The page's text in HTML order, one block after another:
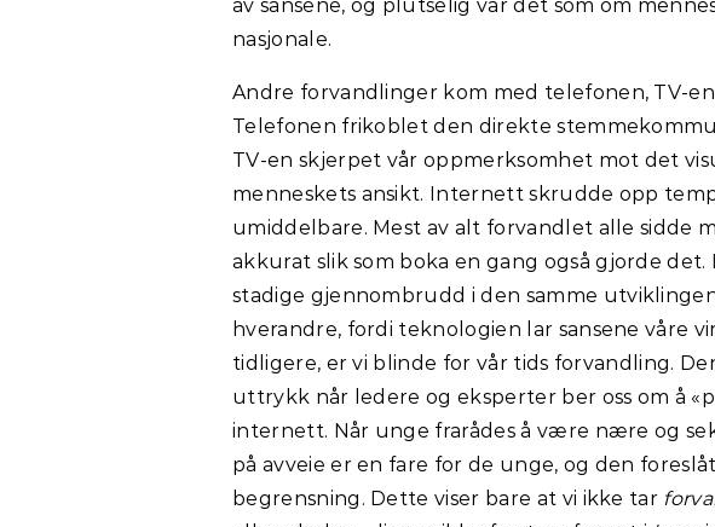
av sansene, og plutselig var det som om
nasjonale.
Andre forvandlinger kom med telefonen, TV-
Telefonen frikoblet den direkte
TV-en skjerpet vår oppmerksomhet mot det
menneskets ansikt. Internett skrudde opp
umiddelbare. Mest av alt forvandlet alle sidde
akkurat slik som boka en gang også gjorde det.
stadige gjennombrudd i den samme
hverandre, fordi teknologien lar sansene våre
tidligere, er vi blinde for vår tids forvandling.
uttrykk når ledere og eksperter ber oss om å
internett. Når unge frarådes å være nære og
på avveie er en fare for de unge, og den
begrensning. Dette viser bare at vi ikke tar